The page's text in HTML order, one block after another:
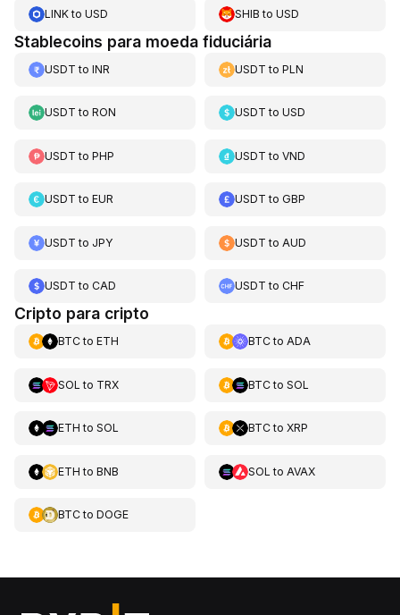
LINKto USD SHIB toUSD
Stablecoins para moeda fiduciária
USDT to INR USDT toPLN
USDT to RON USDT toUSD
USDT to PHP USDT toVND
USDT to EUR USDT toGBP
USDT to JPY USDT to AUD
USDT to CAD USDT toCHF
Cripto para cripto
BTCto ETH BTCto ADA
SOL to TRX BTCto SOL
ETH to SOL BTCto XRP
ETH to BNB SOL to AVAX
BTCto DOGE